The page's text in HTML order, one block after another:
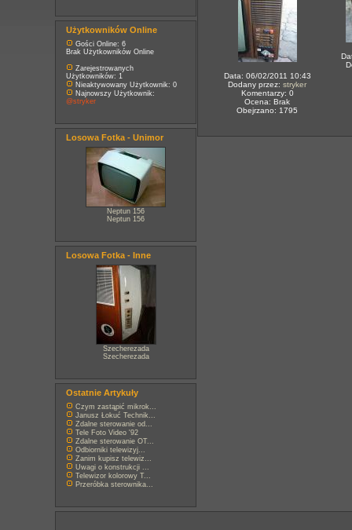
Użytkowników Online
Gości Online: 6
Brak Użytkowników Online
Zarejestrowanych
Użytkowników: 1
Nieaktywowany Użytkownik: 0
Najnowszy Użytkownik:
@stryker
Losowa Fotka - Unimor
Neptun 156
Neptun 156
Losowa Fotka - Inne
Szecherezada
Szecherezada
Ostatnie Artykuły
Czym zastąpić mikrok...
Janusz Łokuć Technik...
Zdalne sterowanie od...
Tele Foto Video '92
Zdalne sterowanie OT...
Odbiorniki telewizyj...
Zanim kupisz telewiz...
Uwagi o konstrukcji ...
Telewizor kolorowy T...
Przeróbka sterownika...
Data: 06/02/2011 10:43
Dodany przez: stryker
Komentarzy: 0
Ocena: Brak
Obejrzano: 1795